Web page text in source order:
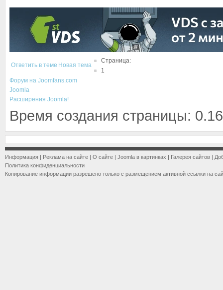
Ответить в теме Новая тема
Страница:
1
Форум на Joomfans.com
Joomla
Расширения Joomla!
Время создания страницы:
Информация | Реклама на сайте | О сайте | Joomla в картинках | Галерея сайтов |
Политика конфиденциальности
Копирование информации разрешено только с размещением активной ссылки на